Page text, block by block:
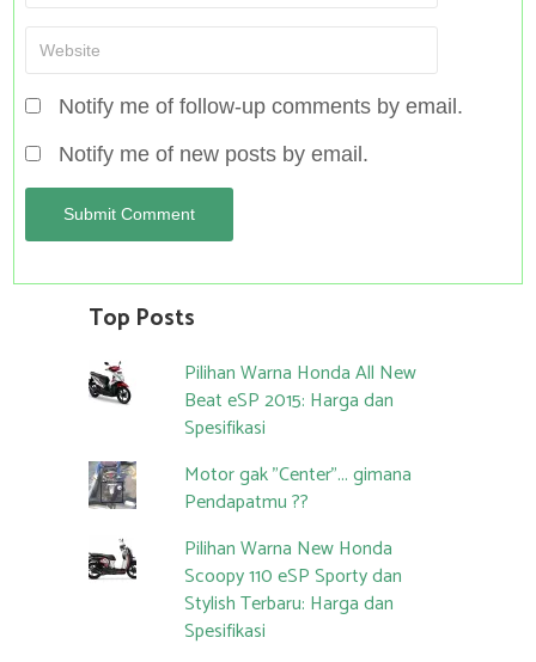
Notify me of follow-up comments by email.
Notify me of new posts by email.
Top Posts
Pilihan Warna Honda All New
Beat eSP 2015: Harga dan
Spesifikasi
Motor gak "Center"... gimana
Pendapatmu ??
Pilihan Warna New Honda
Scoopy 110 eSP Sporty dan
Stylish Terbaru: Harga dan
Spesifikasi